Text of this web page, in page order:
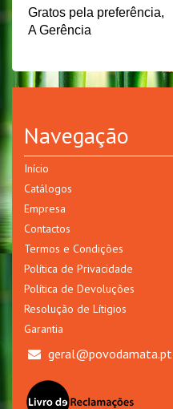
Gratos pela preferência,
A Gerência
Navegação
Início
Catálogos
Empresa
Contactos
Termos e Condições
Política de Privacidade
Política de Devoluções
Resolução de Lítigios
Garantia
geral@povodamata.pt